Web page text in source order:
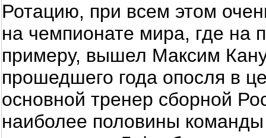
Ротацию, при всем этом
на чемпионате мира, где на
примеру, вышел Максим
прошедшего года опосля в
основной тренер сборной
наиболее половины